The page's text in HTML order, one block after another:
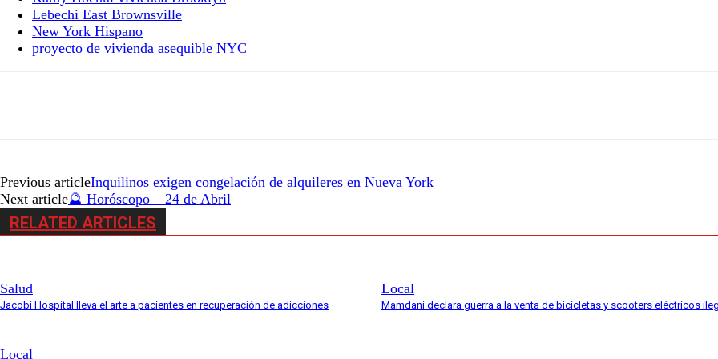
Lebechi East Brownsville
New York Hispano
proyecto de vivienda asequible NYC
Previous articleInquilinos exigen congelación de alquileres en Nueva York
Next article🔮 Horóscopo – 24 de Abril
RELATED ARTICLES
Salud
Jacobi Hospital lleva el arte a pacientes en recuperación de adicciones
Local
Mamdani declara guerra a la venta de bicicletas y scooters eléctricos
Local